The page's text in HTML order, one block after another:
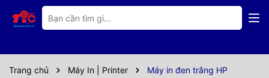
Trang chủ Máy In | Printer
Máy in đen trắng HP
Thông số kỹ thuật
Máy in đen trắng HP